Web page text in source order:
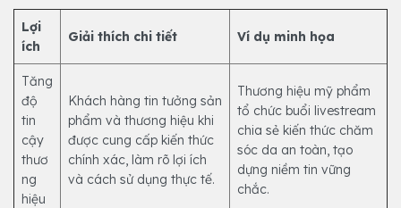
Lợi
ích
Giải thích chi tiết Ví dụ minh họa
Tăng
độ
tin
cậy
thươ
ng
hiệu
Khách hàng tin tưởng sản
phẩm và thương hiệu khi
được cung cấp kiến thức
chính xác, làm rõ lợi ích
và cách sử dụng thực tế.
Thương hiệu mỹ phẩm
tổ chức buổi livestream
chia sẻ kiến thức chăm
sóc da an toàn, tạo
dựng niềm tin vững
chắc.